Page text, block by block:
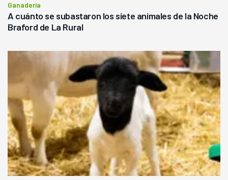
Ganadería
A cuánto se subastaron los siete animales de la Noche
Braford de La Rural